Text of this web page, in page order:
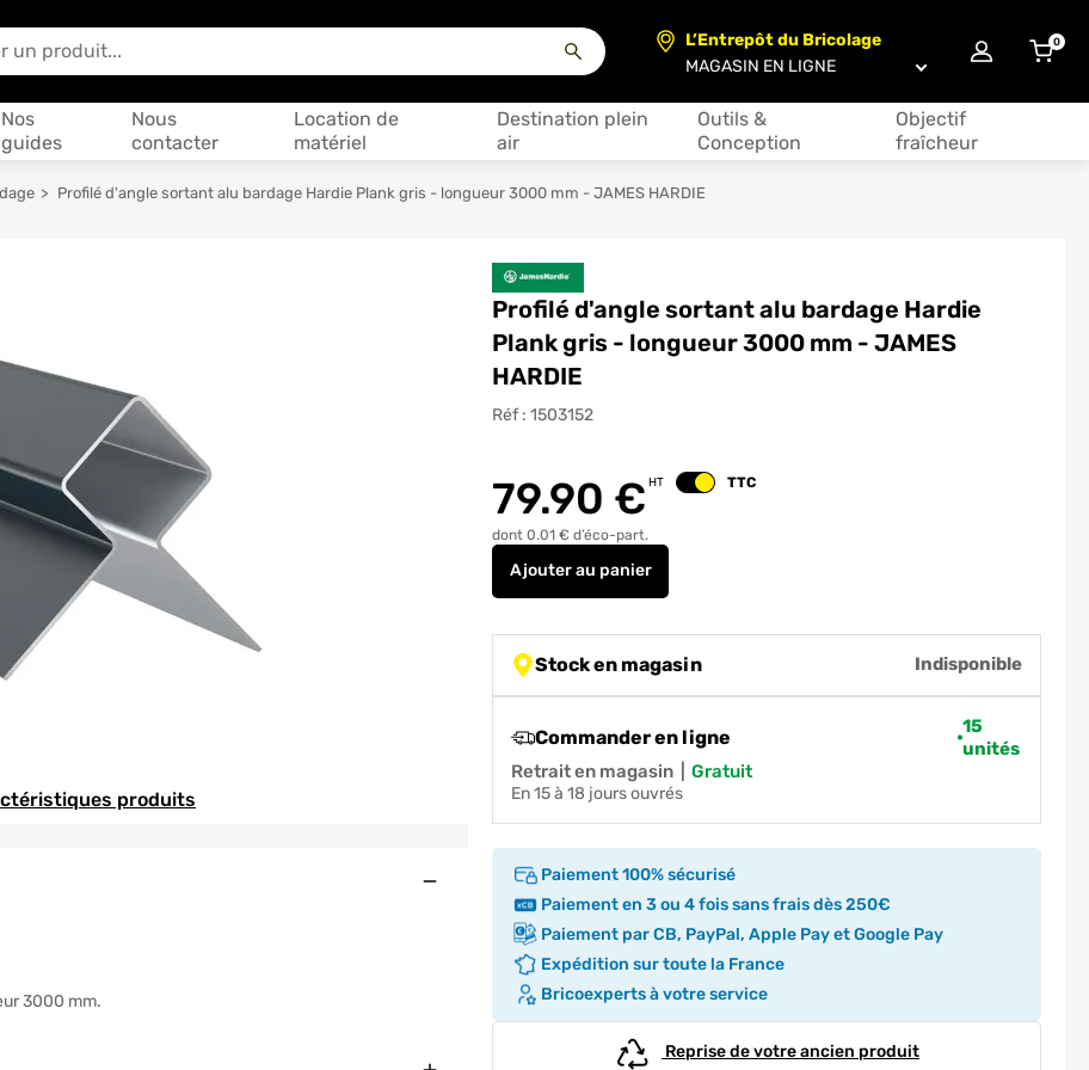
vous aider ? L’Entrepôt du Bricolage
Choisir un magasin
0article
Nos
guides
Nous
contacter
Location de
matériel
Destination plein
air
Outils &
Conception
Objectif
fraîcheur
Profilé d'angle sortant alu bardage Hardie Plank gris - longueur 3000 mm - JAMES HARDIE
Profilé d'angle sortant alu bardage Hardie
Plank gris - longueur 3000 mm - JAMES
HARDIE
Réf : 1503152
HT Changer le prix
TTC
79.90 €
dont 0.01 € d’éco-part.
Ajouterau panier
Stock en magasin Indisponible
Commander en ligne
15
unités
Retrait en magasin
gratuit
en 15 à 18 jours ouvrés
Paiement 100% sécurisé
Paiement en 3 ou 4 fois sans frais dès 250€
Paiement par CB, PayPal, Apple Pay et Google Pay
Expédition sur toute la France
Bricoexperts à votre service
Reprise de votre ancien produit
produits
Ouvert
3000 mm.